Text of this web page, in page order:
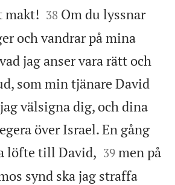
makt! 

38 Om du lyssnar
och vandrar på mina
jag anser vara rätt och
som min tjänare David
välsigna dig, och dina
över Israel. En gång
löfte till David, 

39 men på
synd ska jag straffa